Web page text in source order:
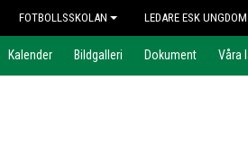
FOTBOLLSSKOLAN LEDARE ESK UNGDOM
Kalender Bildgalleri Dokument Våra